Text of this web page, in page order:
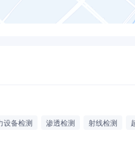
设备检测 渗透检测 射线检测